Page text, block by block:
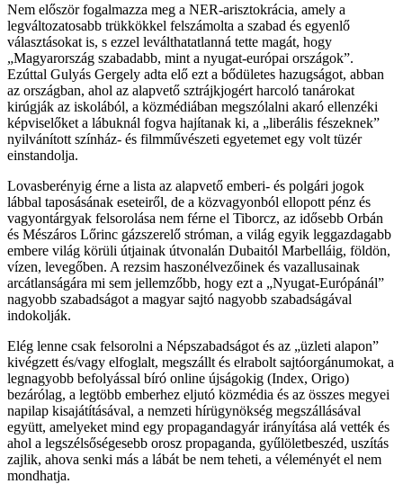
Nem először fogalmazza meg a NER-arisztokrácia, amely a
legváltozatosabb trükkökkel felszámolta a szabad és egyenlő
választásokat is, s ezzel leválthatatlanná tette magát, hogy
„Magyarország szabadabb, mint a nyugat-európai országok”.
Ezúttal Gulyás Gergely adta elő ezt a bődületes hazugságot, abban
az országban, ahol az alapvető sztrájkjogért harcoló tanárokat
kirúgják az iskolából, a közmédiában megszólalni akaró ellenzéki
képviselőket a lábuknál fogva hajítanak ki, a „liberális fészeknek”
nyilvánított színház- és filmművészeti egyetemet egy volt tüzér
einstandolja.
Lovasberényig érne a lista az alapvető emberi- és polgári jogok
lábbal taposásának eseteiről, de a közvagyonból ellopott pénz és
vagyontárgyak felsorolása nem férne el Tiborcz, az idősebb Orbán
és Mészáros Lőrinc gázszerelő stróman, a világ egyik leggazdagabb
embere világ körüli útjainak útvonalán Dubaitól Marbelláig, földön,
vízen, levegőben. A rezsim haszonélvezőinek és vazallusainak
arcátlanságára mi sem jellemzőbb, hogy ezt a „Nyugat-Európánál”
nagyobb szabadságot a magyar sajtó nagyobb szabadságával
indokolják.
Elég lenne csak felsorolni a Népszabadságot és az „üzleti alapon”
kivégzett és/vagy elfoglalt, megszállt és elrabolt sajtóorgánumokat, a
legnagyobb befolyással bíró online újságokig (Index, Origo)
bezárólag, a legtöbb emberhez eljutó közmédia és az összes megyei
napilap kisajátításával, a nemzeti hírügynökség megszállásával
együtt, amelyeket mind egy propagandagyár irányítása alá vették és
ahol a legszélsőségesebb orosz propaganda, gyűlöletbeszéd, uszítás
zajlik, ahova senki más a lábát be nem teheti, a véleményét el nem
mondhatja.